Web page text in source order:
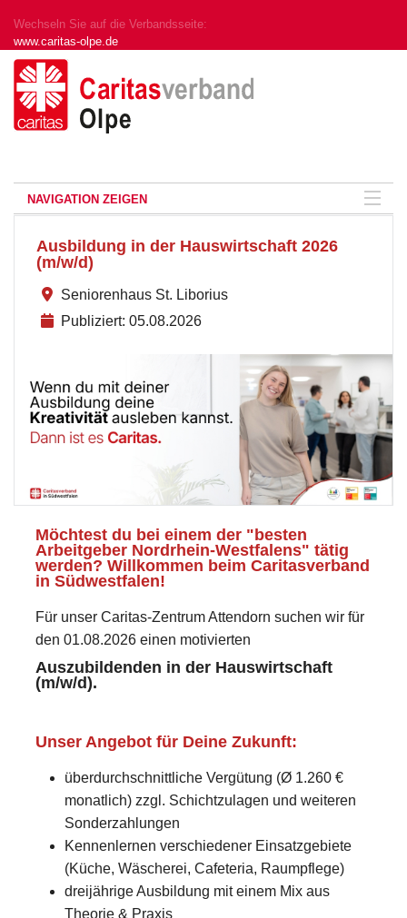
Wechseln Sie auf die Verbandsseite:
www.caritas-olpe.de
NAVIGATION ZEIGEN
Ausbildung in der Hauswirtschaft 2026
(m/w/d)
Seniorenhaus St. Liborius
Publiziert: 05.08.2026
Möchtest du bei einem der "besten
Arbeitgeber Nordrhein-Westfalens" tätig
werden? Willkommen beim Caritasverband
in Südwestfalen!
Für unser Caritas-Zentrum Attendorn suchen wir für
den 01.08.2026 einen motivierten
Auszubildenden in der Hauswirtschaft
(m/w/d).
Unser Angebot für Deine Zukunft:
überdurchschnittliche Vergütung (Ø 1.260 €
monatlich) zzgl. Schichtzulagen und weiteren
Sonderzahlungen
Kennenlernen verschiedener Einsatzgebiete
(Küche, Wäscherei, Cafeteria, Raumpflege)
dreijährige Ausbildung mit einem Mix aus
Theorie & Praxis